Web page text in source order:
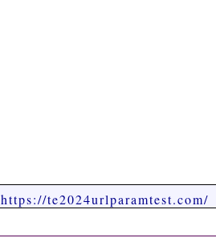
https://te2024urlparamtest.com/